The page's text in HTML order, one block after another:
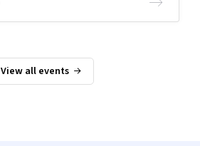
View all events